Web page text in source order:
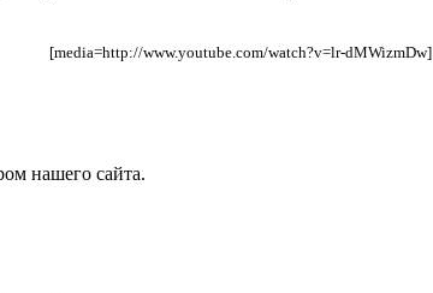
[media=http://www.youtube.com/watch?v=lr-dMWizmDw]
нашего сайта.